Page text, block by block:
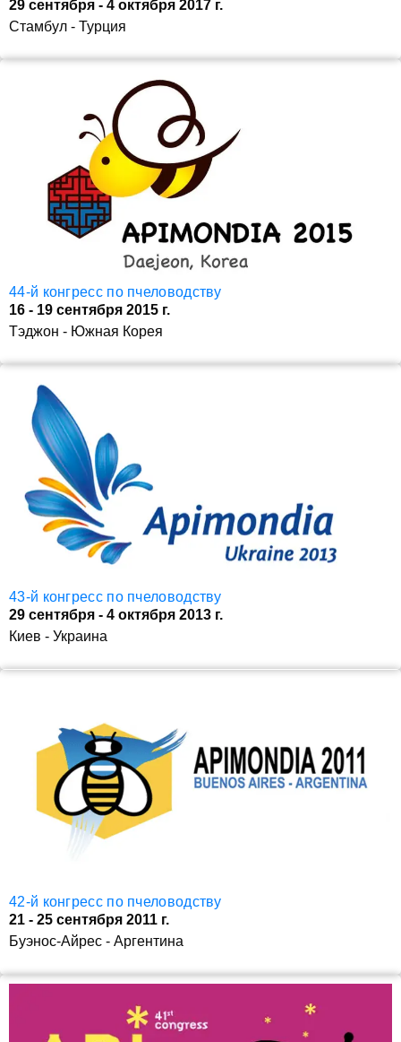
29 сентября - 4 октября 2017 г.
Стамбул - Турция
44-й конгресс по пчеловодству
16 - 19 сентября 2015 г.
Тэджон - Южная Корея
43-й конгресс по пчеловодству
29 сентября - 4 октября 2013 г.
Киев - Украина
42-й конгресс по пчеловодству
21 - 25 сентября 2011 г.
Буэнос-Айрес - Аргентина